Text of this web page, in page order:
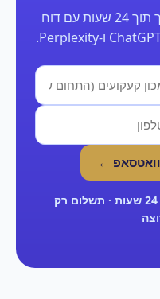
השאר את הפרטים ונחזור אליך תוך 24 שעות עם דוח
←
🔒 בלי התחייבות · תשובה תוך 24 שעות · תשלום רק